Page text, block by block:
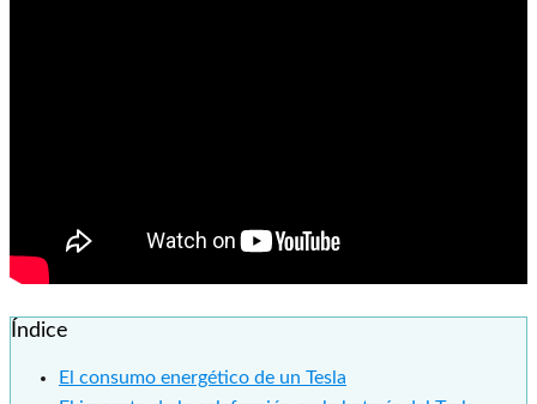
Índice
El consumo energético de un Tesla